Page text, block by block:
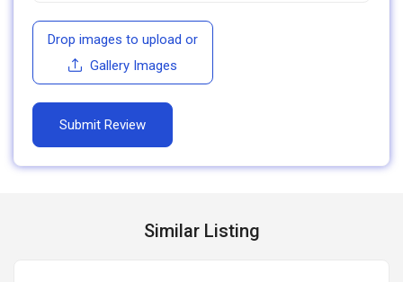
Drop images to upload or
Gallery Images
Similar Listing